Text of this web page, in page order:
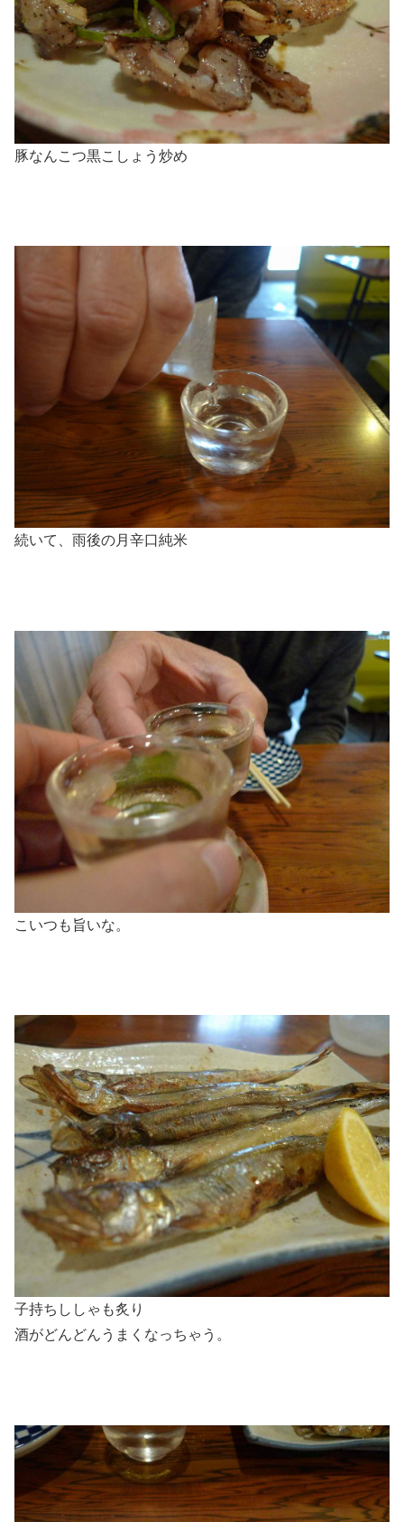
豚なんこつ黒こしょう炒め
続いて、雨後の月辛口純米
こいつも旨いな。
子持ちししゃも炙り
酒がどんどんうまくなっちゃう。